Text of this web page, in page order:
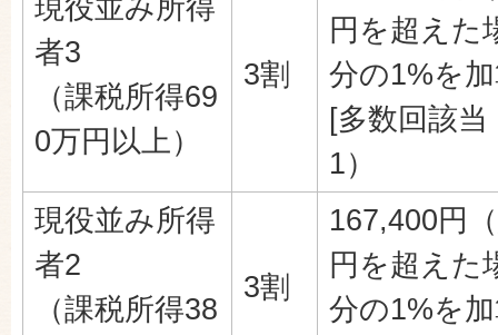
現役並み所得
者3
（課税所得69
0万円以上）
3割
円を超えた
分の1%を
[多数回該
1）
現役並み所得
者2
（課税所得38
3割
167,400円
円を超えた
分の1%を